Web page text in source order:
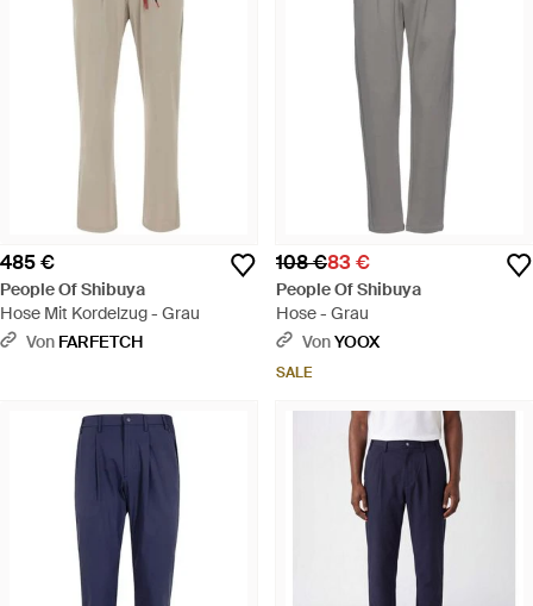
485 €
People Of Shibuya
Hose Mit Kordelzug - Grau
Von FARFETCH
108 €83 €
People Of Shibuya
Hose - Grau
VonYOOX
SALE